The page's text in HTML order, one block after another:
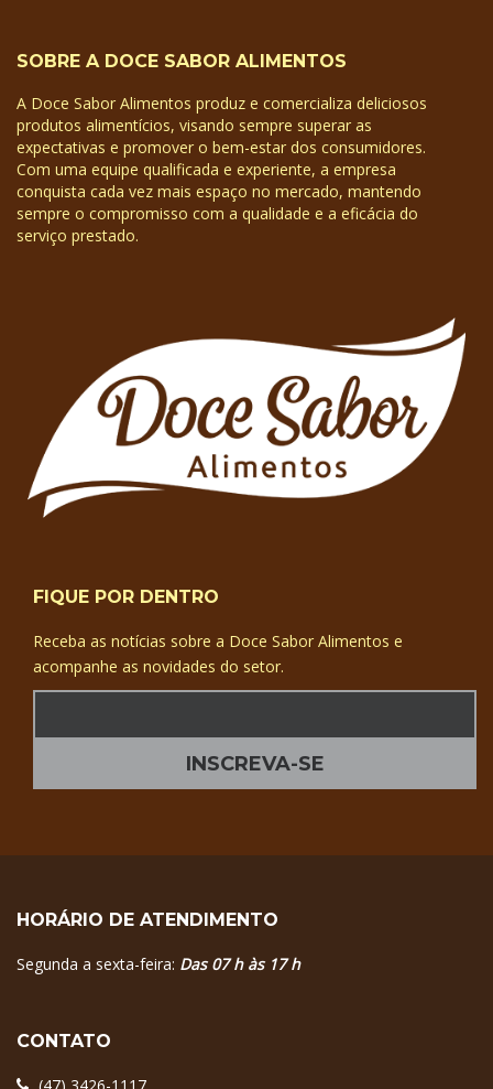
SOBRE A DOCE SABOR ALIMENTOS
A Doce Sabor Alimentos produz e comercializa deliciosos
produtos alimentícios, visando sempre superar as
expectativas e promover o bem-estar dos consumidores.
Com uma equipe qualificada e experiente, a empresa
conquista cada vez mais espaço no mercado, mantendo
sempre o compromisso com a qualidade e a eficácia do
serviço prestado.
FIQUE POR DENTRO
Receba as notícias sobre a Doce Sabor Alimentos e
acompanhe as novidades do setor.
HORÁRIO DE ATENDIMENTO
Segunda a sexta-feira: Das 07 h às 17 h
CONTATO